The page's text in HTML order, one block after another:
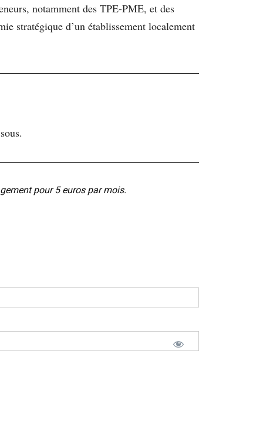
notamment des TPE-PME, et des
stratégique d’un établissement localement
pour 5 euros par mois.